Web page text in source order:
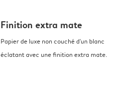
Finition extra mate
Papier de luxe non couché d'un blanc
éclatant avec une finition extra mate.